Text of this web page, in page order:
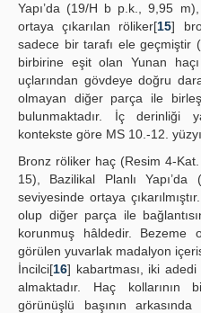
Yapı’da (19/H b p.k., 9,95
ortaya çıkarılan röliker[15]
sadece bir tarafı ele geçmiştir
birbirine eşit olan Yunan
uçlarından gövdeye doğru
olmayan diğer parça ile
bulunmaktadır. İç derinliği
kontekste göre MS 10.-12.
Bronz röliker haç (Resim 4-
15), Bazilikal Planlı
seviyesinde ortaya
olup diğer parça ile
korunmuş hâldedir. Bezeme
görülen yuvarlak madalyon
İncilci[16] kabartması, iki
almaktadır. Haç kollarının
görünüşlü başının